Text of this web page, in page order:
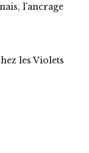
l’ancrage
les Violets